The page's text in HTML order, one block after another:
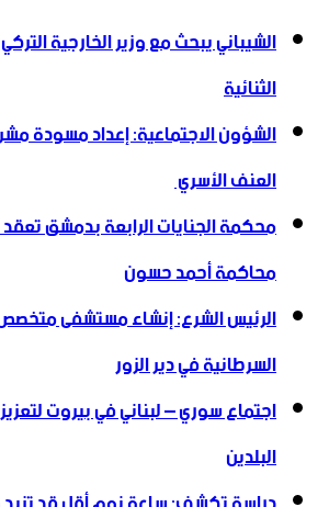
الشيباني يبحث مع وزير الخارجية
الثنائية
الشؤون الاجتماعية: إعداد مسودة
العنف الأسري ‏
محكمة الجنايات الرابعة بدمشق
محاكمة أحمد حسون
الرئيس الشرع: إنشاء ‌‏مستشفى
السرطانية في دير الزور
اجتماع سوري – لبناني في بيروت
البلدين